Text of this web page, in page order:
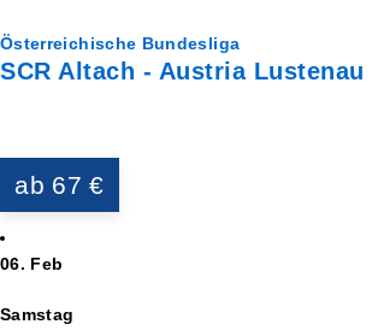
Österreichische Bundesliga
SCR Altach - Austria Lustenau
ab 67 €
06. Feb
Samstag